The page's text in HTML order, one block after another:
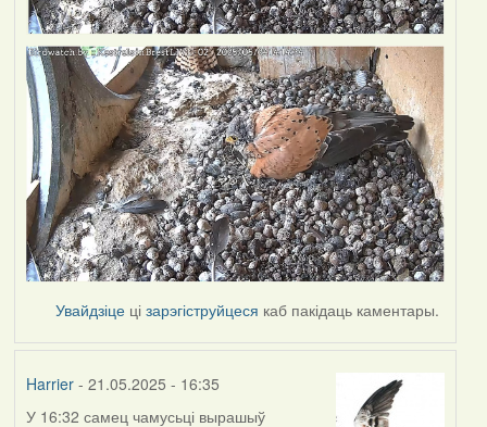
Увайдзіце цізарэгіструйцеся каб пакідаць каментары.
Harrier- 21.05.2025 - 16:35
У 16:32 самец чамусьці вырашыў